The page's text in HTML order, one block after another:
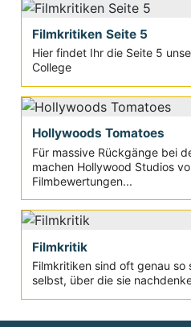
Filmkritiken Seite 5
Hier findet Ihr die Seite 5
College
Hollywoods Tomatoes
Für massive Rückgänge bei
machen Hollywood Studios
Filmbewertungen...
Filmkritik
Filmkritiken sind oft genau so
selbst, über die sie